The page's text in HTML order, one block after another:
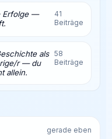
Erfolge —
41
Beiträge
als
r — du
allein.
58
Beiträge
gerade eben